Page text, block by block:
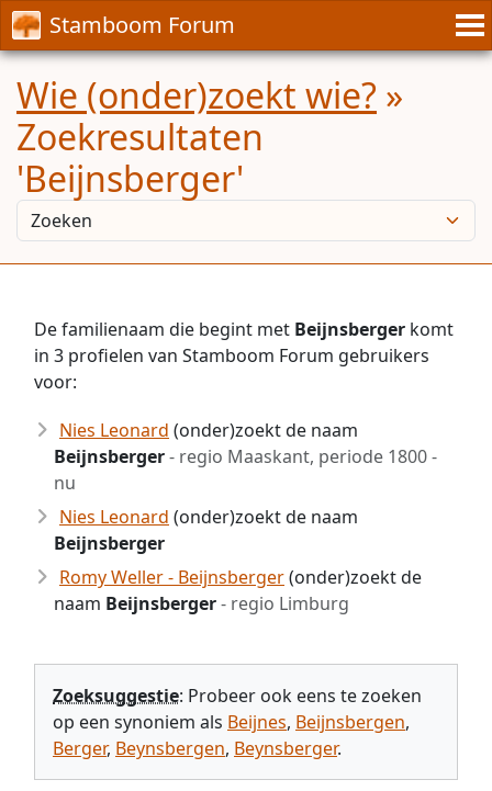
Stamboom Forum
Wie (onder)zoekt wie? »
Zoekresultaten
'Beijnsberger'
De familienaam die begint met Beijnsberger komt
in 3 profielen van Stamboom Forum gebruikers
voor:
Nies Leonard (onder)zoekt de naam
Beijnsberger- regio Maaskant, periode 1800 -
nu
Nies Leonard (onder)zoekt de naam
Beijnsberger
Romy Weller - Beijnsberger(onder)zoekt de
naam Beijnsberger- regio Limburg
Zoeksuggestie: Probeer ook eens te zoeken
op een synoniem als Beijnes, Beijnsbergen,
Berger, Beynsbergen, Beynsberger.